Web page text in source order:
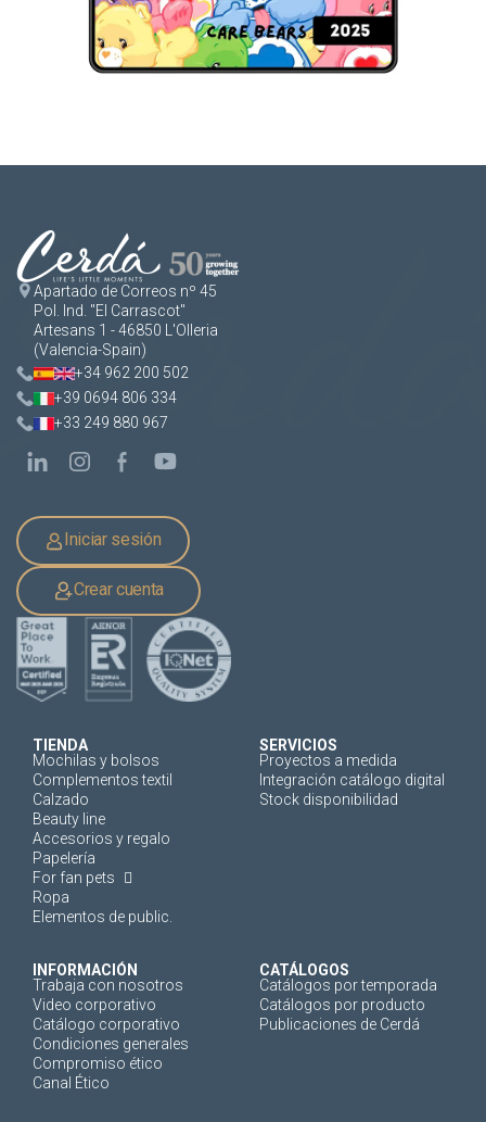
Apartado de Correos nº 45
Pol. Ind. "El Carrascot"
Artesans 1 - 46850 L'Olleria
(Valencia-Spain)
+34 962 200 502
+39 0694 806 334
+33 249 880 967
Iniciar sesión
Crear cuenta
TIENDA
Mochilas y bolsos
Complementos textil
Calzado
Beauty line
Accesorios y regalo
Papelería
For fan pets
Ropa
Elementos de public.
SERVICIOS
Proyectos a medida
Integración catálogo digital
Stock disponibilidad
INFORMACIÓN
Trabaja con nosotros
Video corporativo
Catálogo corporativo
Condiciones generales
Compromiso ético
Canal Ético
CATÁLOGOS
Catálogos por temporada
Catálogos por producto
Publicaciones de Cerdá